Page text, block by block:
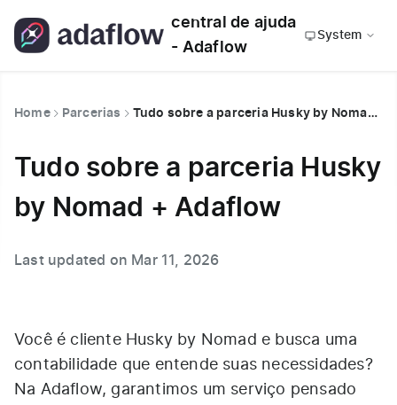
central de ajuda
- Adaflow
System
Home Parcerias Tudo sobre a parceria Husky by Nomad + Adaflow
Tudo sobre a parceria Husky
by Nomad + Adaflow
Last updated on Mar 11, 2026
Você é cliente Husky by Nomad e busca uma
contabilidade que entende suas necessidades?
Na Adaflow, garantimos um serviço pensado